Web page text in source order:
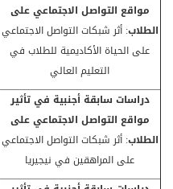
مواقع التواصل الاجتماعي على
الطلاب: أثر شبكات التواصل الاجتماعي
على الحياة الأكاديمية للطلاب في
التعليم العالي
دراسات سابقة أجنبية فيتأثير
مواقع التواصل الاجتماعي على
الطلاب: أثر شبكات التواصل الاجتماعي
على المراهقين في نيجيريا